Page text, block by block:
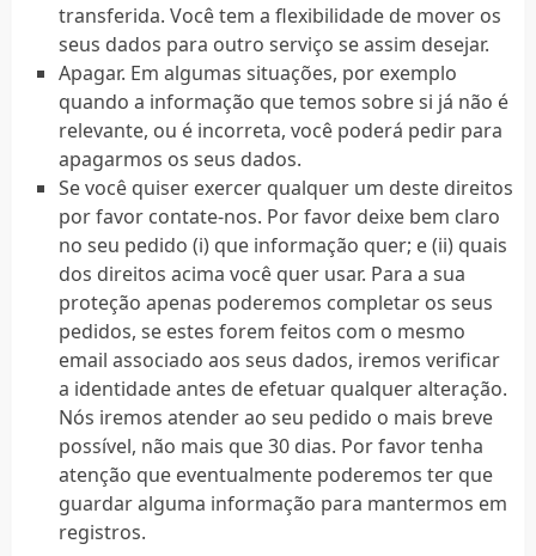
transferida. Você tem a flexibilidade de mover os
seus dados para outro serviço se assim desejar.
Apagar. Em algumas situações, por exemplo
quando a informação que temos sobre si já não é
relevante, ou é incorreta, você poderá pedir para
apagarmos os seus dados.
Se você quiser exercer qualquer um deste direitos
por favor contate-nos. Por favor deixe bem claro
no seu pedido (i) que informação quer; e (ii) quais
dos direitos acima você quer usar. Para a sua
proteção apenas poderemos completar os seus
pedidos, se estes forem feitos com o mesmo
email associado aos seus dados, iremos verificar
a identidade antes de efetuar qualquer alteração.
Nós iremos atender ao seu pedido o mais breve
possível, não mais que 30 dias. Por favor tenha
atenção que eventualmente poderemos ter que
guardar alguma informação para mantermos em
registros.